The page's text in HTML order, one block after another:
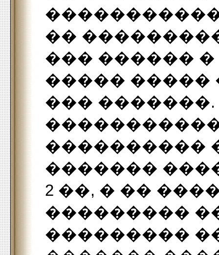
��
��� ������
����� �����
���
����������
�������
2 ��, � ��
���������
���������